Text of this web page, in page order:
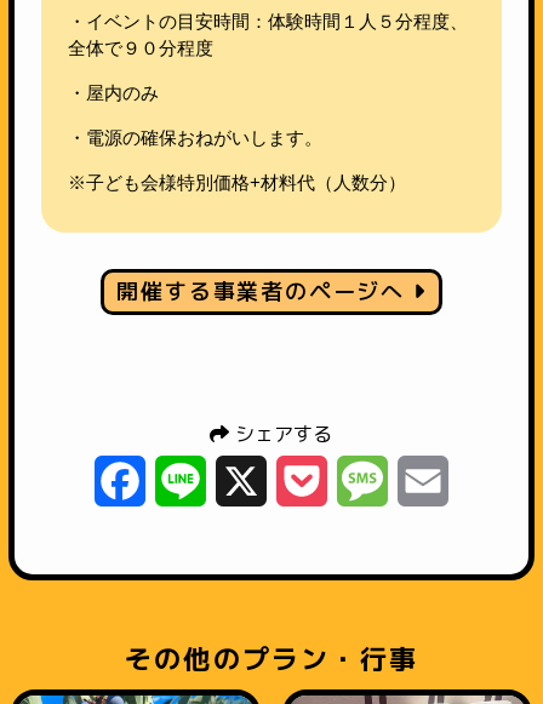
・イベントの目安時間：体験時間１人５分程度、
全体で９０分程度
・屋内のみ
・電源の確保おねがいします。
※子ども会様特別価格+材料代（人数分）
開催する事業者のページへ
シェアする
Facebook
Line Pocket Message
その他のプラン・行事